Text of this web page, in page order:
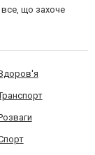
що захоче